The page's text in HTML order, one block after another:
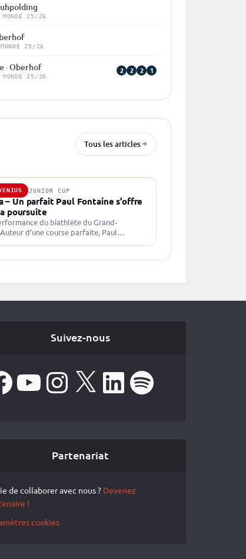
MONDE 25/26
25/26
· Oberhof
MONDE 25/26
2 2 2 1
Tous les articles
· JUNIOR CUP
– Un parfait Paul Fontaine s’offre
poursuite
du biathlète du Grand-
d’une course parfaite, Paul
Suivez-nous
YouTube Instagram
X LinkedIn Spotify
Partenariat
de collaborer avec nous ? Devenez
!
cookies